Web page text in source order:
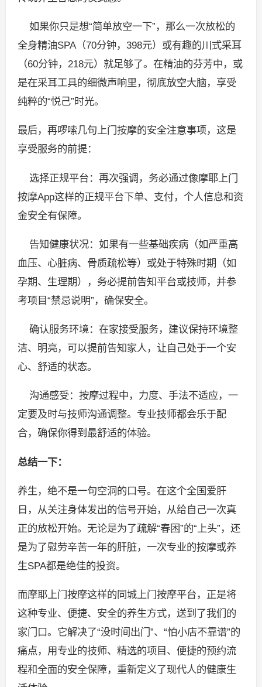
如果你只是想“简单放空一下”，那么一次放松的
全身精油SPA（70分钟，398元）或有趣的川式采耳
（60分钟，218元）就足够了。在精油的芬芳中，或
是在采耳工具的细微声响里，彻底放空大脑，享受
纯粹的“悦己”时光。
最后，再啰嗦几句上门按摩的安全注意事项，这是
享受服务的前提：
选择正规平台：再次强调，务必通过像摩耶上门
按摩App这样的正规平台下单、支付，个人信息和资
金安全有保障。
告知健康状况：如果有一些基础疾病（如严重高
血压、心脏病、骨质疏松等）或处于特殊时期（如
孕期、生理期），务必提前告知平台或技师，并参
考项目“禁忌说明”，确保安全。
确认服务环境：在家接受服务，建议保持环境整
洁、明亮，可以提前告知家人，让自己处于一个安
心、舒适的状态。
沟通感受：按摩过程中，力度、手法不适应，一
定要及时与技师沟通调整。专业技师都会乐于配
合，确保你得到最舒适的体验。
总结一下：
养生，绝不是一句空洞的口号。在这个全国爱肝
日，从关注身体发出的信号开始，从给自己一次真
正的放松开始。无论是为了疏解“春困”的“上头”，还
是为了慰劳辛苦一年的肝脏，一次专业的按摩或养
生SPA都是绝佳的投资。
而摩耶上门按摩这样的同城上门按摩平台，正是将
这种专业、便捷、安全的养生方式，送到了我们的
家门口。它解决了“没时间出门”、“怕小店不靠谱”的
痛点，用专业的技师、精选的项目、便捷的预约流
程和全面的安全保障，重新定义了现代人的健康生